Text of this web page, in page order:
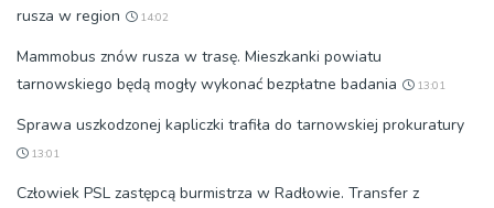
rusza w region
14:02
Mammobus znów rusza w trasę. Mieszkanki powiatu
tarnowskiego będą mogły wykonać bezpłatne badania
13:01
Sprawa uszkodzonej kapliczki trafiła do tarnowskiej prokuratury
13:01
Człowiek PSL zastępcą burmistrza w Radłowie. Transfer z